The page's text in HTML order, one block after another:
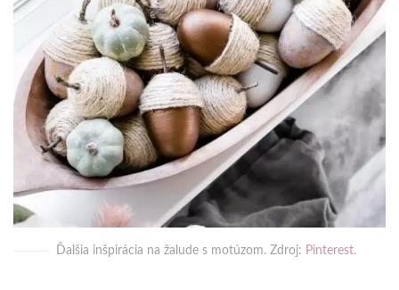
Ďalšia inšpirácia na žalude s motúzom. Zdroj: Pinterest.